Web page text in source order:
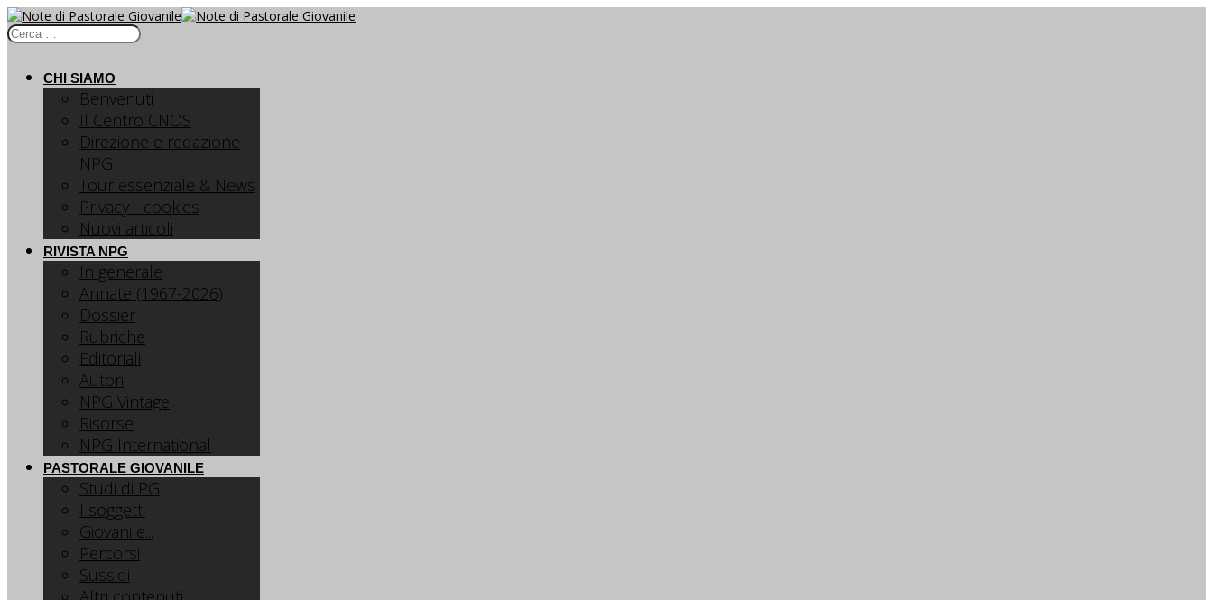
CHI SIAMO
Benvenuti
Il Centro CNOS
Direzione e redazione
NPG
Tour essenziale & News
Privacy - cookies
Nuovi articoli
RIVISTA NPG
In generale
Annate (1967-2026)
Dossier
Rubriche
Editoriali
Autori
NPG Vintage
Risorse
NPG International
PASTORALE GIOVANILE
Studi di PG
I soggetti
Giovani e...
Percorsi
Sussidi